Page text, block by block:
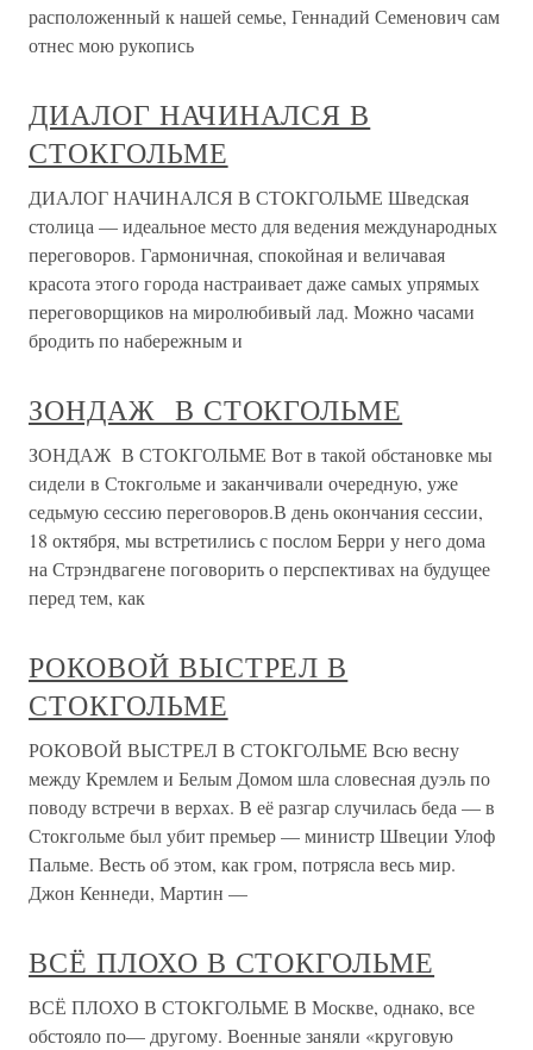
расположенный к нашей семье, Геннадий Семенович сам
отнес мою рукопись
ДИАЛОГ НАЧИНАЛСЯ В
СТОКГОЛЬМЕ
ДИАЛОГ НАЧИНАЛСЯ В СТОКГОЛЬМЕ Шведская
столица — идеальное место для ведения международных
переговоров. Гармоничная, спокойная и величавая
красота этого города настраивает даже самых упрямых
переговорщиков на миролюбивый лад. Можно часами
бродить по набережным и
ЗОНДАЖ В СТОКГОЛЬМЕ
ЗОНДАЖ В СТОКГОЛЬМЕ Вот в такой обстановке мы
сидели в Стокгольме и заканчивали очередную, уже
седьмую сессию переговоров.В день окончания сессии,
18 октября, мы встретились с послом Берри у него дома
на Стрэндвагене поговорить о перспективах на будущее
перед тем, как
РОКОВОЙ ВЫСТРЕЛ В
СТОКГОЛЬМЕ
РОКОВОЙ ВЫСТРЕЛ В СТОКГОЛЬМЕ Всю весну
между Кремлем и Белым Домом шла словесная дуэль по
поводу встречи в верхах. В её разгар случилась беда — в
Стокгольме был убит премьер — министр Швеции Улоф
Пальме. Весть об этом, как гром, потрясла весь мир.
Джон Кеннеди, Мартин —
ВСЁ ПЛОХО В СТОКГОЛЬМЕ
ВСЁ ПЛОХО В СТОКГОЛЬМЕ В Москве, однако, все
обстояло по— другому. Военные заняли «круговую